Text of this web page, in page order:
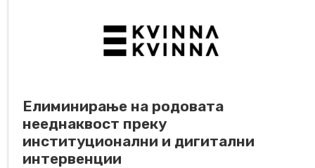
Елиминирање на родовата
нееднаквост преку
институционални и дигитални
интервенции